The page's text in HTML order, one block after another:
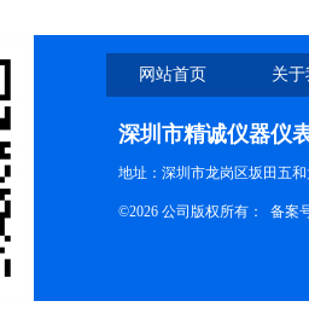
网站首页 关
深圳市精诚仪器仪
地址：深圳市龙岗区坂田五
©2026 公司版权所有： 备案